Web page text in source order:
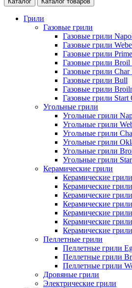
Грили
Газовые грили
Газовые грили
Газовые грили
Газовые грили
Газовые грили
Газовые грили Char
Газовые грили Bull
Газовые грили
Газовые грили Start
Угольные грили
Угольные грили
Угольные грили
Угольные грили
Угольные грили
Угольные грили
Угольные грили
Керамические грили
Керамические
Керамические
Керамические
Керамические
Керамические
Керамические
Керамические
Пеллетные грили
Пеллетные грили
Пеллетные грили
Пеллетные грили
Дровяные грили
Электрические грили